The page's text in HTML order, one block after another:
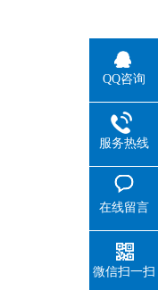
QQ咨询
服务热线
在线留言
微信扫一扫